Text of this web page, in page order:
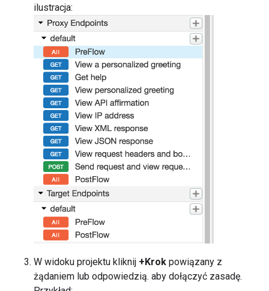
ilustracja:
W widoku projektu kliknij +Krok powiązany z
żądaniem lub odpowiedzią. aby dołączyć zasadę.